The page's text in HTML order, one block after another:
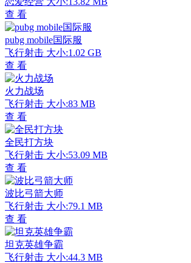
查 看
pubg mobile国际服
飞行射击 大小:1.02 GB
查 看
火力战场
飞行射击 大小:83 MB
查 看
全民打方块
飞行射击 大小:53.09 MB
查 看
波比弓箭大师
飞行射击 大小:79.1 MB
查 看
坦克英雄争霸
飞行射击 大小:44.3 MB